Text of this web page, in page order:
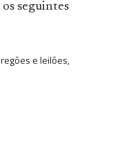
seguintes
e leilões,